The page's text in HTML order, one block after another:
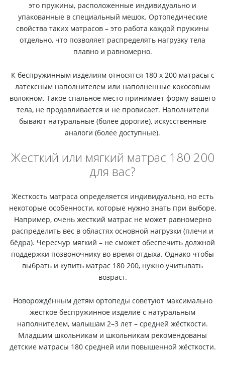
это пружины, расположенные индивидуально и
упакованные в специальный мешок. Ортопедические
свойства таких матрасов – это работа каждой пружины
отдельно, что позволяет распределять нагрузку тела
плавно и равномерно.
К беспружинным изделиям относятся 180 x 200 матрасы с
латексным наполнителем или наполненные кокосовым
волокном. Такое спальное место принимает форму вашего
тела, не продавливается и не провисает. Наполнители
бывают натуральные (более дорогие), искусственные
аналоги (более доступные).
Жесткий или мягкий матрас 180 200
для вас?
Жесткость матраса определяется индивидуально, но есть
некоторые особенности, которые нужно знать при выборе.
Например, очень жесткий матрас не может равномерно
распределить вес в областях основной нагрузки (плечи и
бёдра). Чересчур мягкий – не сможет обеспечить должной
поддержки позвоночнику во время отдыха. Однако чтобы
выбрать и купить матрас 180 200, нужно учитывать
возраст.
Новорождённым детям ортопеды советуют максимально
жесткое беспружинное изделие с натуральным
наполнителем, малышам 2–3 лет – средней жёсткости.
Младшим школьникам и школьникам рекомендованы
детские матрасы 180 средней или повышенной жёсткости.